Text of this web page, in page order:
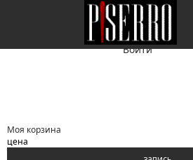
Войти
Моя корзина
цена